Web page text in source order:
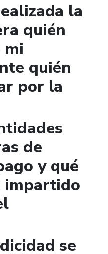
la
quién
mi
quién
por la
de
y qué
impartido
se